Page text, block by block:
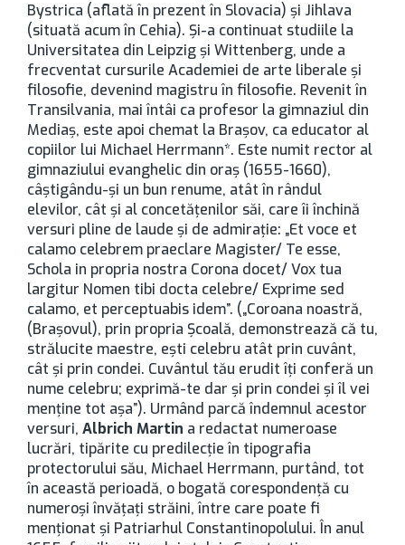
Bystrica (aflată în prezent în Slovacia) şi Jihlava
(situată acum în Cehia). Şi-a continuat studiile la
Universitatea din Leipzig şi Wittenberg, unde a
frecventat cursurile Academiei de arte liberale şi
filosofie, devenind magistru în filosofie. Revenit în
Transilvania, mai întâi ca profesor la gimnaziul din
Mediaş, este apoi chemat la Brașov, ca educator al
copiilor lui Michael Herrmann*. Este numit rector al
gimnaziului evanghelic din oraş (1655-1660),
câştigându-şi un bun renume, atât în rândul
elevilor, cât şi al concetăţenilor săi, care îi închină
versuri pline de laude şi de admiraţie: „Et voce et
calamo celebrem praeclare Magister/ Te esse,
Schola in propria nostra Corona docet/ Vox tua
largitur Nomen tibi docta celebre/ Exprime sed
calamo, et perceptuabis idem”. („Coroana noastră,
(Brașovul), prin propria Şcoală, demonstrează că tu,
strălucite maestre, eşti celebru atât prin cuvânt,
cât şi prin condei. Cuvântul tău erudit îţi conferă un
nume celebru; exprimă-te dar şi prin condei şi îl vei
menţine tot aşa”). Urmând parcă îndemnul acestor
versuri, Albrich Martin a redactat numeroase
lucrări, tipărite cu predilecţie în tipografia
protectorului său, Michael Herrmann, purtând, tot
în această perioadă, o bogată corespondenţă cu
numeroşi învăţaţi străini, între care poate fi
menţionat şi Patriarhul Constantinopolului. În anul